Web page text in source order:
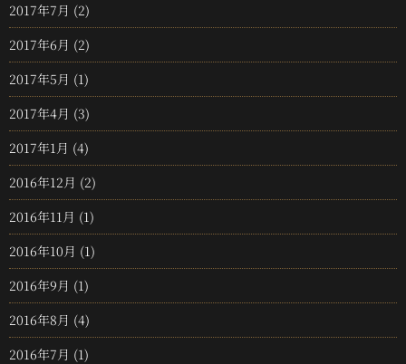
2017年7月 (2)
2017年6月 (2)
2017年5月 (1)
2017年4月 (3)
2017年1月 (4)
2016年12月 (2)
2016年11月 (1)
2016年10月 (1)
2016年9月 (1)
2016年8月 (4)
2016年7月 (1)